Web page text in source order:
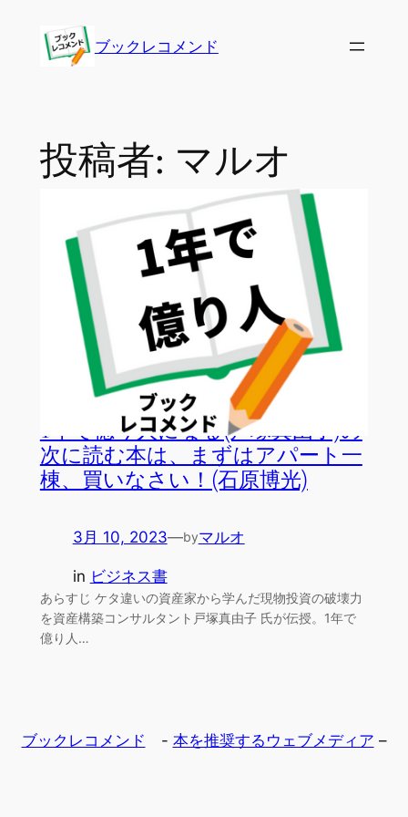
ブックレコメンド
投稿者: マルオ
1年で億り人になる(戸塚真由子)の
次に読む本は、まずはアパート一
棟、買いなさい！(石原博光)
3月 10, 2023—byマルオ
in ビジネス書
あらすじ ケタ違いの資産家から学んだ現物投資の破壊力
を資産構築コンサルタント戸塚真由子 氏が伝授。1年で
億り人…
ブックレコメンド - 本を推奨するウェブメディア –